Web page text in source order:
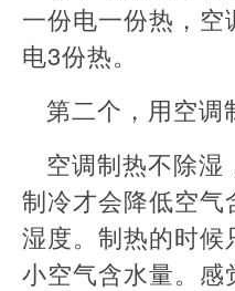
一份电一份热，
电3份热。
第二个，用空调
空调制热不除湿
制冷才会降低空气
湿度。制热的时候
小空气含水量。感